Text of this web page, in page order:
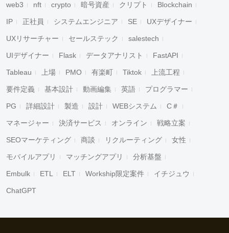
web3 nft crypto 暗号資産 クリプト Blockchain
IP 正社員 システムエンジニア SE UXデザイナー
UXリサーチャー セールステック salestech
UIデザイナー Flask データアナリスト FastAPI
Tableau 上場 PMO 有楽町 Tiktok 上流工程
要件定義 基本設計 動画編集 英語 プログラマー
PG 詳細設計 製造 設計 WEBシステム C＃
マネージャー 決済サービス オンライン 戦略立案
SEOマーケティング 商談 リクルーティング 女性
モバイルアプリ マッチングアプリ 分析基盤
Embulk ETL ELT Workship限定案件 イチジュウ
ChatGPT